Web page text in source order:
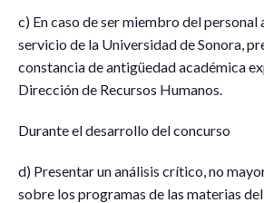
c) En caso de ser miembro del personal
servicio de la Universidad de Sonora,
constancia de antigüedad académica
Dirección de Recursos Humanos.
Durante el desarrollo del concurso
d) Presentar un análisis crítico, no
sobre los programas de las materias